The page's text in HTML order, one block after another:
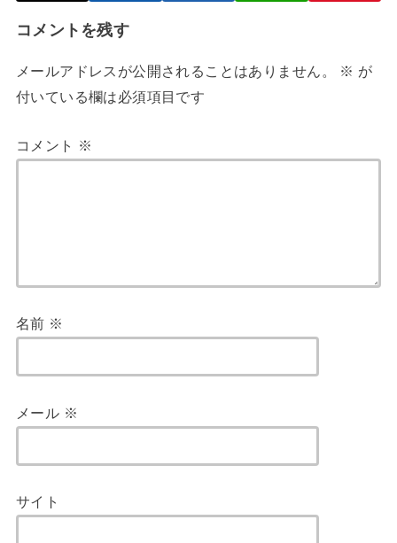
コメントを残す
メールアドレスが公開されることはありません。 ※ が
付いている欄は必須項目です
コメント ※
名前 ※
メール ※
サイト